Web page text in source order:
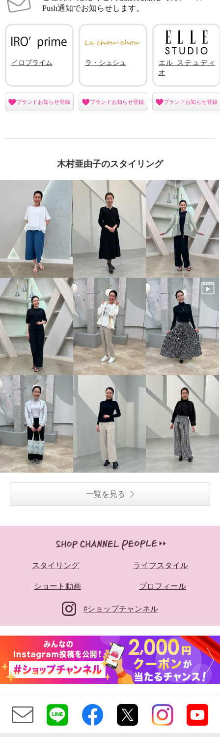
Push通知でお知らせします。
イロプライム
ブランドお知らせ登録
ラ・シュシュ
ブランドお知らせ登録
エル ステュディ
オ
ブランドお知らせ登録
木村亜由子のスタイリング
一覧を見る
スタイリング ライフスタイル
ショート動画 プロフィール
#ショップチャンネル